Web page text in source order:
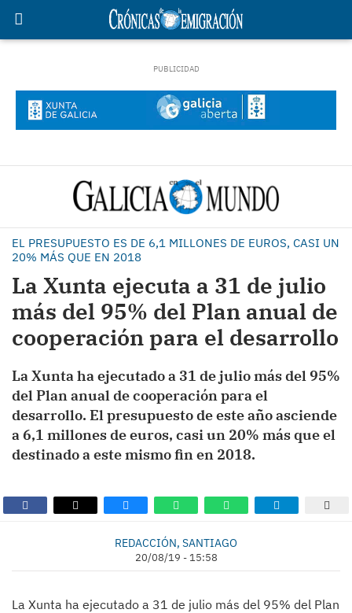
EL PRESUPUESTO ES DE 6,1 MILLONES DE EUROS, CASI UN
20% MÁS QUE EN 2018
La Xunta ejecuta a 31 de julio
más del 95% del Plan anual de
cooperación para el desarrollo
La Xunta ha ejecutado a 31 de julio más del 95%
del Plan anual de cooperación para el
desarrollo. El presupuesto de este año asciende
a 6,1 millones de euros, casi un 20% más que el
destinado a este mismo fin en 2018.
REDACCIÓN, SANTIAGO
20/08/19 - 15:58
La Xunta ha ejecutado a 31 de julio más del 95% del Plan